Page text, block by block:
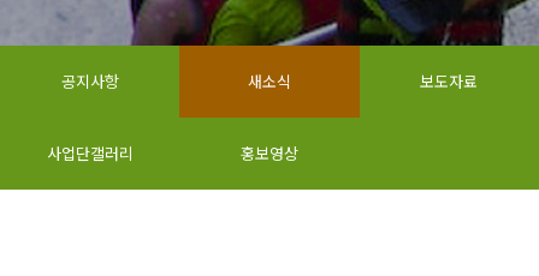
공지사항 새소식 보도자료
사업단갤러리 홍보영상